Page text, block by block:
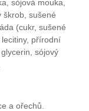
sójová mouka,
škrob, sušené
(cukr, sušené
přírodní
sójový
a ořechů.